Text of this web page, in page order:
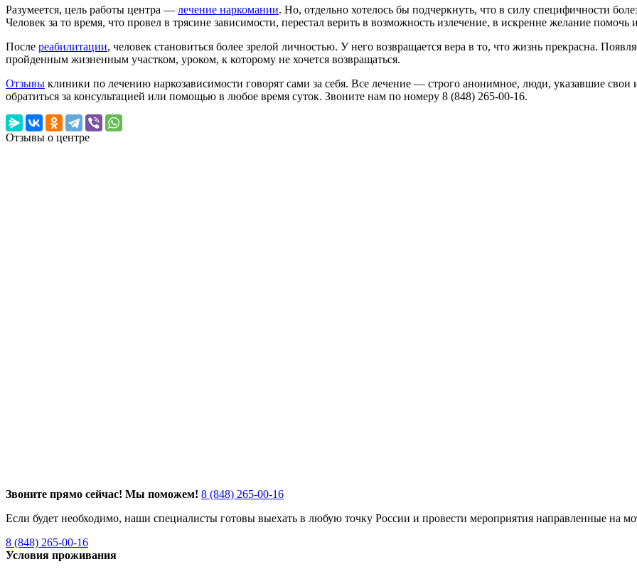
Разумеется, цель работы центра — лечение наркомании. Но, отдельно хотелось бы подчеркнуть, что в силу специфичности
Человек за то время, что провел в трясине зависимости, перестал верить в возможность излечение, в искренне желание помочь
После реабилитации, человек становиться более зрелой личностью. У него возвращается вера в то, что жизнь прекрасна.
пройденным жизненным участком, уроком, к которому не хочется возвращаться.
Отзывы клиники по лечению наркозависимости говорят сами за себя. Все лечение — строго анонимное, люди, указавшие
обратиться за консультацией или помощью в любое время суток. Звоните нам по номеру 8 (848) 265-00-16.
Отзывы о центре
Звоните прямо сейчас! Мы поможем! 8 (848) 265-00-16
Если будет необходимо, наши специалисты готовы выехать в любую точку России и провести мероприятия направленные на
8 (848) 265-00-16
Условия проживания